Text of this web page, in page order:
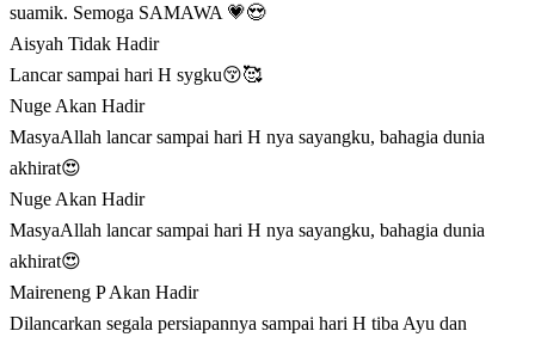
suamik. Semoga SAMAWA 💗😍
Aisyah Tidak Hadir
Lancar sampai hari H sygku😚🥰
NugeAkan Hadir
MasyaAllah lancar sampai hari H nya sayangku, bahagia dunia
akhirat😍
NugeAkan Hadir
MasyaAllah lancar sampai hari H nya sayangku, bahagia dunia
akhirat😍
Maireneng PAkan Hadir
Dilancarkan segala persiapannya sampai hari H tiba Ayu dan